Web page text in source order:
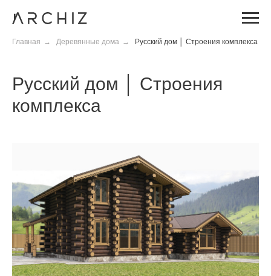
Главная → Деревянные дома → Русский дом │ Строения комплекса
Русский дом │ Строения
комплекса